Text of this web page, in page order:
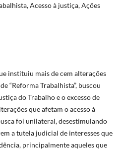
Acesso à justiça, Ações
instituiu mais de cem alterações
“Reforma Trabalhista”, buscou
do Trabalho e o excesso de
que afetam o acesso à
foi unilateral, desestimulando
a tutela judicial de interesses que
principalmente aqueles que